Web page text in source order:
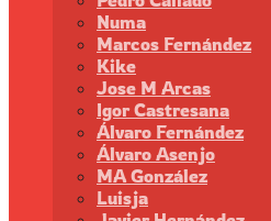
Numa
Marcos Fernández
Kike
Jose M Arcas
Igor Castresana
Álvaro Fernández
Álvaro Asenjo
MA González
Luisja